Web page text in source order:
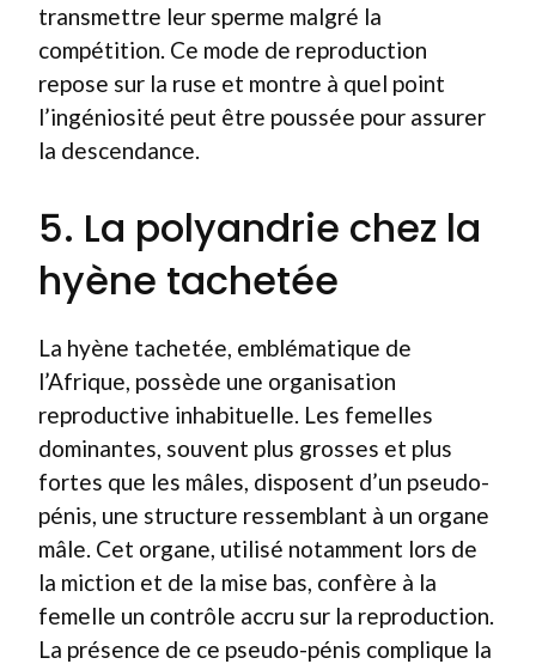
transmettre leur sperme malgré la
compétition. Ce mode de reproduction
repose sur la ruse et montre à quel point
l’ingéniosité peut être poussée pour assurer
la descendance.
5. La polyandrie chez la
hyène tachetée
La hyène tachetée, emblématique de
l’Afrique, possède une organisation
reproductive inhabituelle. Les femelles
dominantes, souvent plus grosses et plus
fortes que les mâles, disposent d’un pseudo-
pénis, une structure ressemblant à un organe
mâle. Cet organe, utilisé notamment lors de
la miction et de la mise bas, confère à la
femelle un contrôle accru sur la reproduction.
La présence de ce pseudo-pénis complique la